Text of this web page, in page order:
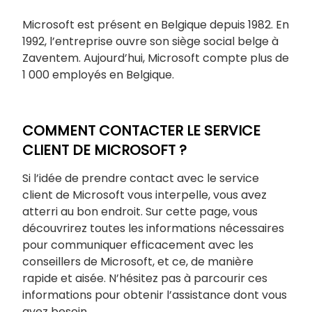
Microsoft est présent en Belgique depuis 1982. En
1992, l’entreprise ouvre son siège social belge à
Zaventem. Aujourd’hui, Microsoft compte plus de
1 000 employés en Belgique.
COMMENT CONTACTER LE SERVICE
CLIENT DE MICROSOFT ?
Si l’idée de prendre contact avec le service
client de Microsoft vous interpelle, vous avez
atterri au bon endroit. Sur cette page, vous
découvrirez toutes les informations nécessaires
pour communiquer efficacement avec les
conseillers de Microsoft, et ce, de manière
rapide et aisée. N’hésitez pas à parcourir ces
informations pour obtenir l’assistance dont vous